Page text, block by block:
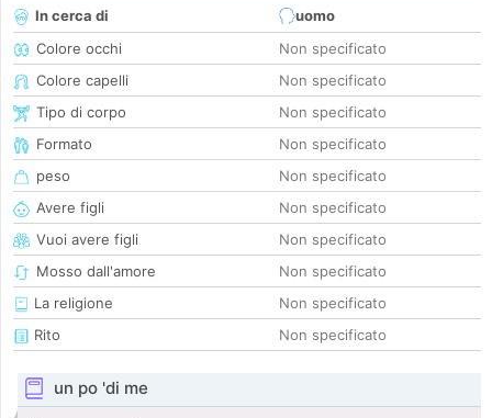
In cerca di
uomo
Colore occhi
Non specificato
Colore capelli
Non specificato
Tipo di corpo
Non specificato
Formato
Non specificato
peso
Non specificato
Avere figli
Non specificato
Vuoi avere figli
Non specificato
Mosso dall'amore
Non specificato
La religione
Non specificato
Rito
Non specificato
un po 'di me